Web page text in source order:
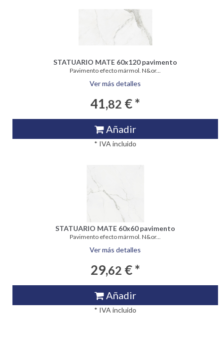
STATUARIO MATE 60x120 pavimento
Pavimento efecto mármol. N&or...
Ver más detalles
41,82 € *
Añadir
* IVA incluido
STATUARIO MATE 60x60 pavimento
Pavimento efecto mármol. N&or...
Ver más detalles
29,62 € *
Añadir
* IVA incluido